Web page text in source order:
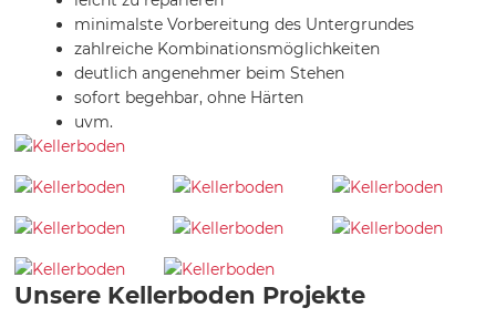
minimalste Vorbereitung des Untergrundes
zahlreiche Kombinationsmöglichkeiten
deutlich angenehmer beim Stehen
sofort begehbar, ohne Härten
uvm.
Unsere Kellerboden Projekte